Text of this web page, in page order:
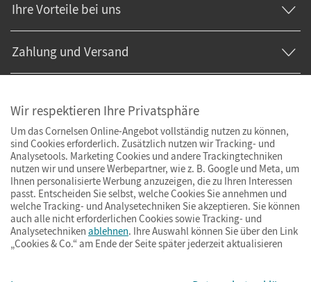
Ihre Vorteile bei uns
Zahlung und Versand
ImpressumAGBDatenschutzBarrierefreiheitCookies & Co.
Wir respektieren Ihre Privatsphäre
Um das Cornelsen Online-Angebot vollständig nutzen zu können,
sind Cookies erforderlich. Zusätzlich nutzen wir Tracking- und
Analysetools. Marketing Cookies und andere Trackingtechniken
nutzen wir und unsere Werbepartner, wie z. B. Google und Meta, um
Ihnen personalisierte Werbung anzuzeigen, die zu Ihren Interessen
passt. Entscheiden Sie selbst, welche Cookies Sie annehmen und
welche Tracking- und Analysetechniken Sie akzeptieren. Sie können
auch alle nicht erforderlichen Cookies sowie Tracking- und
Analysetechniken ablehnen. Ihre Auswahl können Sie über den Link
„Cookies & Co.“ am Ende der Seite später jederzeit aktualisieren